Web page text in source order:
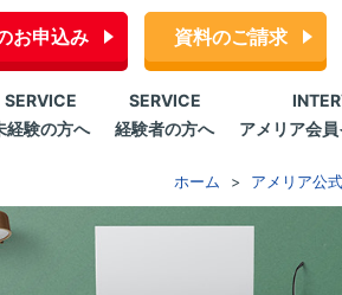
お申込み 資料のご請求
SERVICE
経験の方へ
SERVICE
経験者の方へ
アメリア会
ホーム アメリア公